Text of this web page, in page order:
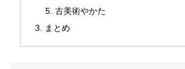
古美術やかた
まとめ